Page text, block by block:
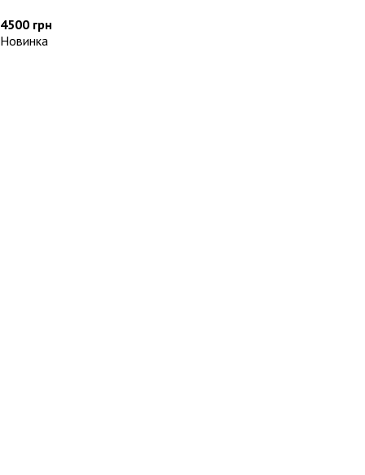
4500 грн
Новинка